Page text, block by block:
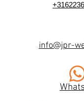
info@jpr-